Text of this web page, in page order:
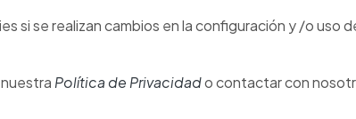
si se realizan cambios en la configuración y /o uso
Política de Privacidado contactar con